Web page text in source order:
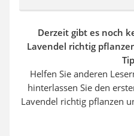
Derzeit gibt es noch
Lavendel richtig
Helfen Sie anderen
hinterlassen Sie den
Lavendel richtig pflanzen